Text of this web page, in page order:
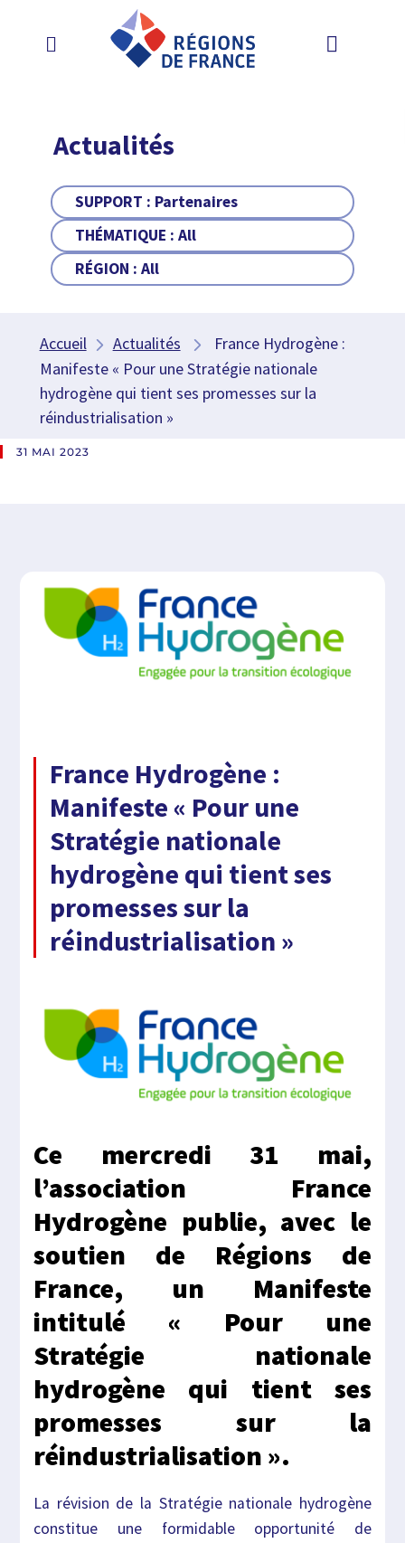
Actualités
SUPPORT : Partenaires
THÉMATIQUE :All
RÉGION :All
Accueil Actualités
France Hydrogène :
Manifeste « Pour une Stratégie nationale
hydrogène qui tient ses promesses sur la
réindustrialisation »
31 MAI 2023
France Hydrogène :
Manifeste « Pour une
Stratégie nationale
hydrogène qui tient ses
promesses sur la
réindustrialisation »
Ce mercredi 31 mai,
l’association France
Hydrogène publie, avec le
soutien de Régions de
France, un Manifeste
intitulé « Pour une
Stratégie nationale
hydrogène qui tient ses
promesses sur la
réindustrialisation ».
La révision de la Stratégie nationale hydrogène
constitue une formidable opportunité de